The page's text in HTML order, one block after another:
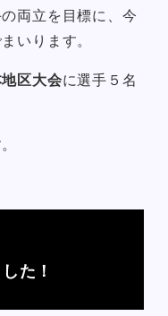
両立を目標に、今
いります。
区大会に選手５名
た！